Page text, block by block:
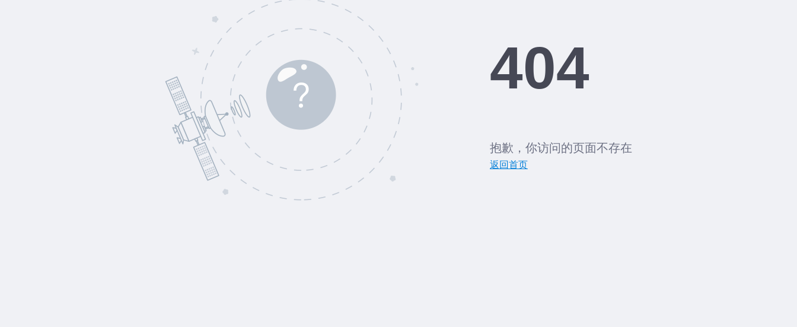
404
抱歉，你访问的页面不存在
返回首页